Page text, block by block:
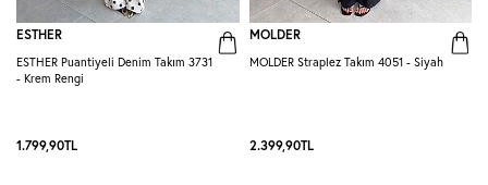
ESTHER
ESTHER Puantiyeli Denim Takım 3731
- Krem Rengi
1.799,90TL
MOLDER
MOLDER Straplez Takım 4051 - Siyah
2.399,90TL